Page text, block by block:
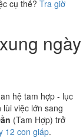
cụ thể? Tra giờ
ngày
hệ tam hợp - lục
việc lớn sang
(Tam Hợp) trở
12 con giáp.